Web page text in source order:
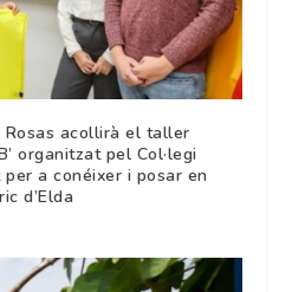
Rosas acollirà el taller
organitzat pel Col·legi
per a conéixer i posar en
d’Elda